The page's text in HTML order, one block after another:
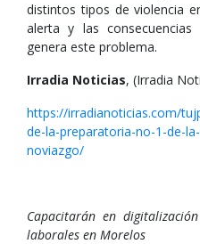
distintos tipos de violencia
alerta y las
genera este problema.
Irradia Noticias, (Irradia
https://irradianoticias.com/
de-la-preparatoria-no-1-de-
noviazgo/
Capacitarán en
laborales en Morelos